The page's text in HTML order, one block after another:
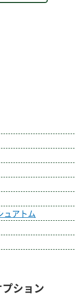
ュアトム
ション